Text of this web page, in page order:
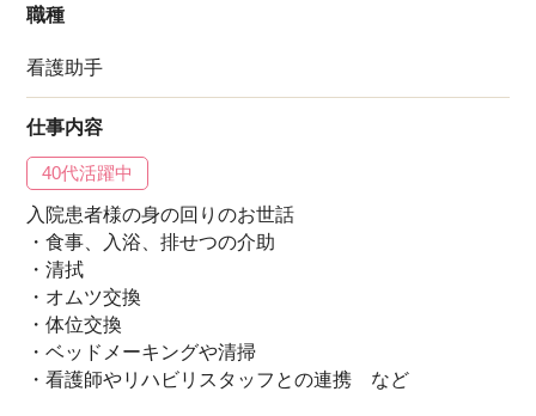
職種
看護助手
仕事内容
40代活躍中
入院患者様の身の回りのお世話
・食事、入浴、排せつの介助
・清拭
・オムツ交換
・体位交換
・ベッドメーキングや清掃
・看護師やリハビリスタッフとの連携 など